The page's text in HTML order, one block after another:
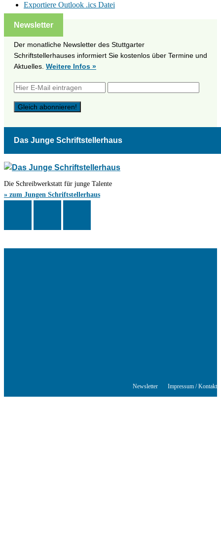
Exportiere Outlook .ics Datei
Newsletter
Der monatliche Newsletter des Stuttgarter
Schriftstellerhauses informiert Sie kostenlos über Termine und
Aktuelles. Weitere Infos »
Das Junge Schriftstellerhaus
Die Schreibwerkstatt für junge Talente
» zum Jungen Schriftstellerhaus
Newsletter
Impressum / Kontakt